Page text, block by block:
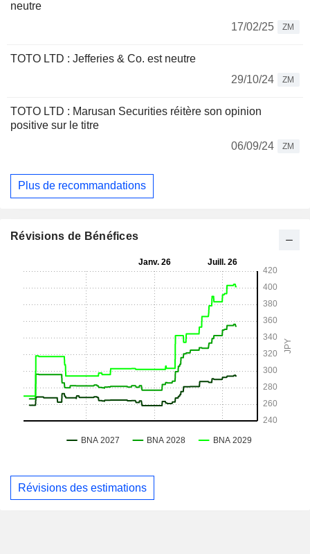
neutre
17/02/25
ZM
TOTO LTD : Jefferies & Co. est neutre
29/10/24
ZM
TOTO LTD : Marusan Securities réitère son opinion
positive sur le titre
06/09/24
ZM
Plus de recommandations
Révisions de Bénéfices
Révisions des estimations